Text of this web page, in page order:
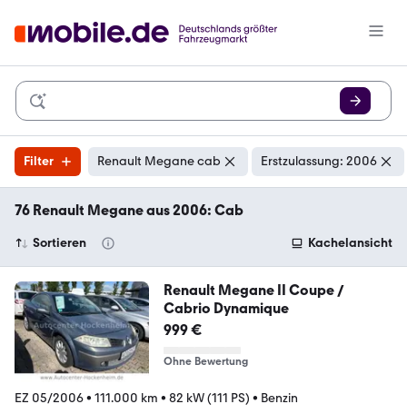
Filter Renault Megane cab Erstzulassung: 2006
76 Renault Megane aus 2006: Cab
Sortieren Kachelansicht
Renault Megane II Coupe /
Cabrio Dynamique
999 €
Ohne Bewertung
EZ 05/2006• 111.000 km • 82 kW (111 PS) • Benzin